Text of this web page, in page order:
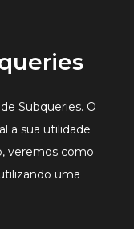
Subqueries. O
a sua utilidade
veremos como
uma